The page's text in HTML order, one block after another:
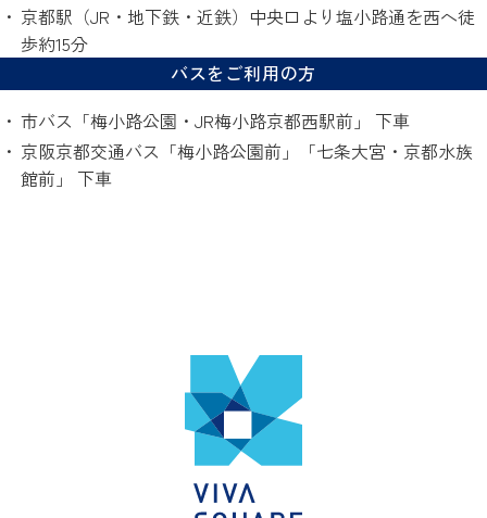
京都駅（JR・地下鉄・近鉄）中央口より塩小路通を西へ徒
歩約15分
バスをご利用の方
市バス「梅小路公園・JR梅小路京都西駅前」 下車
京阪京都交通バス「梅小路公園前」「七条大宮・京都水族
館前」 下車